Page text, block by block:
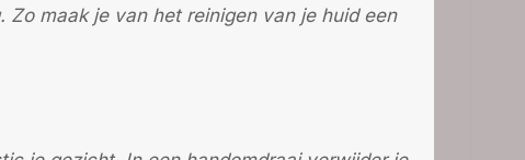
maak je van het reinigen van je huid een